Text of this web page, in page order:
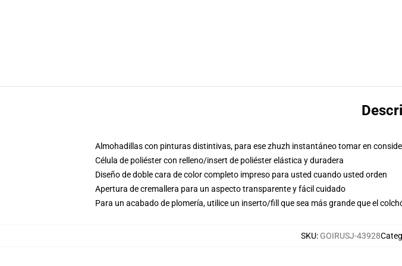
Almohadillas con pinturas distintivas, para ese zhuzh instantáneo tomar en
Célula de poliéster con relleno/insert de poliéster elástica y duradera
Diseño de doble cara de color completo impreso para usted cuando usted orden
Apertura de cremallera para un aspecto transparente y fácil cuidado
Para un acabado de plomería, utilice un inserto/fill que sea más grande que el
SKU: GOIRUSJ-43928